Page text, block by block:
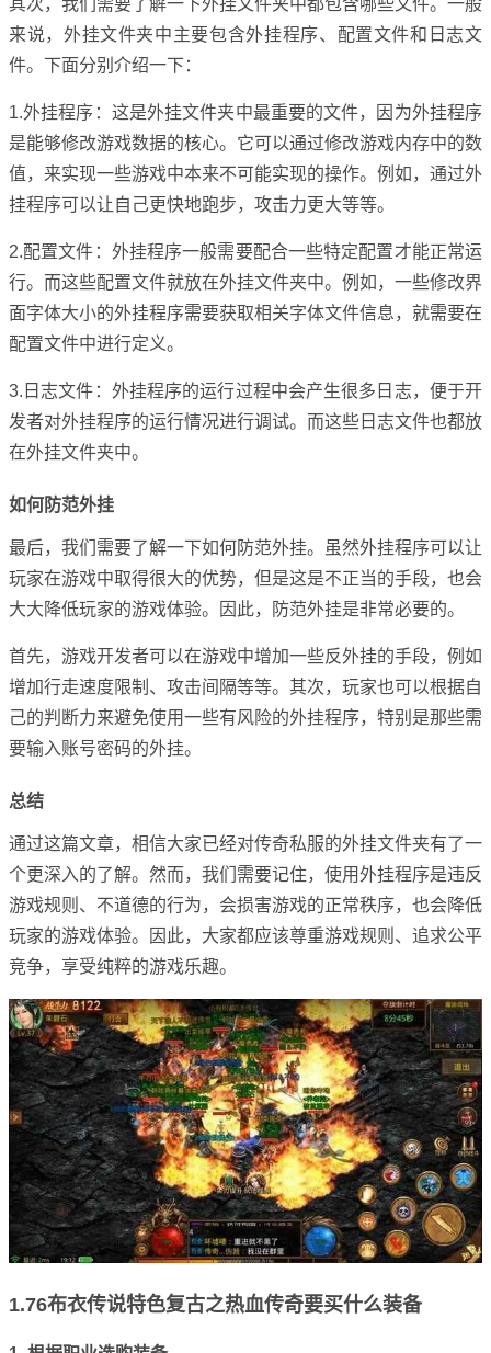
来说，外挂文件夹中主要包含外挂程序、配置文件和日志文
件。下面分别介绍一下：
1.外挂程序：这是外挂文件夹中最重要的文件，因为外挂程序
是能够修改游戏数据的核心。它可以通过修改游戏内存中的数
值，来实现一些游戏中本来不可能实现的操作。例如，通过外
挂程序可以让自己更快地跑步，攻击力更大等等。
2.配置文件：外挂程序一般需要配合一些特定配置才能正常运
行。而这些配置文件就放在外挂文件夹中。例如，一些修改界
面字体大小的外挂程序需要获取相关字体文件信息，就需要在
配置文件中进行定义。
3.日志文件：外挂程序的运行过程中会产生很多日志，便于开
发者对外挂程序的运行情况进行调试。而这些日志文件也都放
在外挂文件夹中。
如何防范外挂
最后，我们需要了解一下如何防范外挂。虽然外挂程序可以让
玩家在游戏中取得很大的优势，但是这是不正当的手段，也会
大大降低玩家的游戏体验。因此，防范外挂是非常必要的。
首先，游戏开发者可以在游戏中增加一些反外挂的手段，例如
增加行走速度限制、攻击间隔等等。其次，玩家也可以根据自
己的判断力来避免使用一些有风险的外挂程序，特别是那些需
要输入账号密码的外挂。
总结
通过这篇文章，相信大家已经对传奇私服的外挂文件夹有了一
个更深入的了解。然而，我们需要记住，使用外挂程序是违反
游戏规则、不道德的行为，会损害游戏的正常秩序，也会降低
玩家的游戏体验。因此，大家都应该尊重游戏规则、追求公平
竞争，享受纯粹的游戏乐趣。
1.76布衣传说特色复古之热血传奇要买什么装备